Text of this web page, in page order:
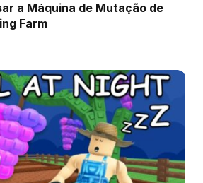
a Máquina de Mutação de
Farm